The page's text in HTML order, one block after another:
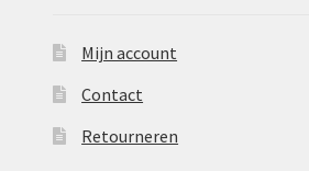
Mijn account
Contact
Retourneren